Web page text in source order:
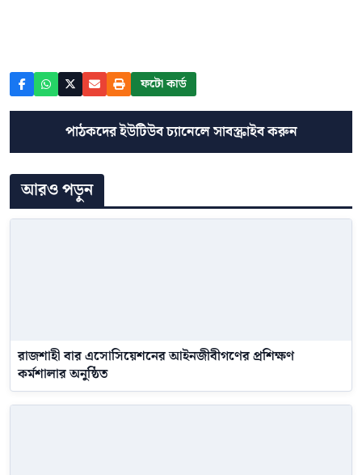
ফটো কার্ড
পাঠকদের ইউটিউব চ্যানেলে সাবস্ক্রাইব করুন
আরও পড়ুন
রাজশাহী বার এসোসিয়েশনের আইনজীবীগণের প্রশিক্ষণ
কর্মশালার অনুষ্ঠিত